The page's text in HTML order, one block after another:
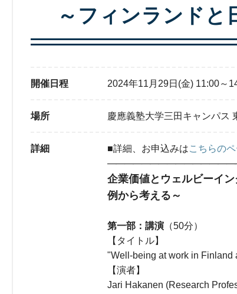
～フィンランドと
開催日程 2024年11月29日(金) 11:00～
場所 慶應義塾大学三田キャンパス
詳細 ■詳細、お申込みはこちらの
企業価値とウェルビーイ
例から考える～
第一部：講演 （50分）
【タイトル】
"Well-being at work in Finland
【演者】
Jari Hakanen (Research